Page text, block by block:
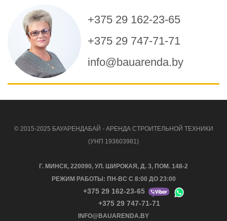
+375 29 162-23-65
+375 29 747-71-71
info@bauarenda.by
© 2015-2025 БАУАРЕНДАБАЙ - АРЕНДА СТРОИТЕЛЬНОЙ ТЕХНИКИ
(УНП 193603981)
Г. МИНСК, 220090, УЛ. ШИРОКАЯ, Д. 3, ПОМ. 148-2
РЕЖИМ РАБОТЫ: ПН-ВС С 8:00 ДО 23:00
+375 29 162-23-65
+375 29 747-71-71
INFO@BAUARENDA.BY